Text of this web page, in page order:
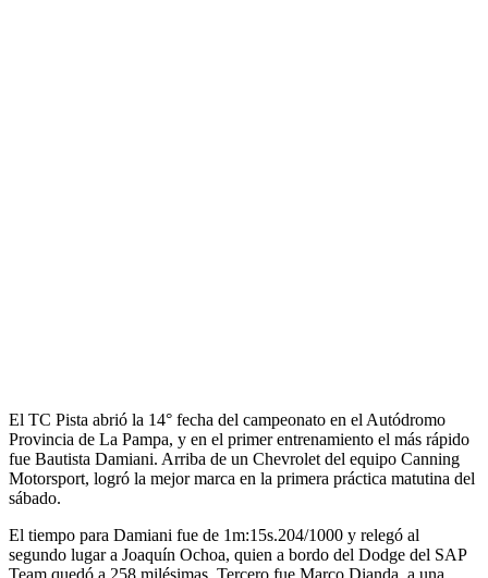
El TC Pista abrió la 14° fecha del campeonato en el Autódromo
Provincia de La Pampa, y en el primer entrenamiento el más rápido
fue Bautista Damiani. Arriba de un Chevrolet del equipo Canning
Motorsport, logró la mejor marca en la primera práctica matutina del
sábado.
El tiempo para Damiani fue de 1m:15s.204/1000 y relegó al
segundo lugar a Joaquín Ochoa, quien a bordo del Dodge del SAP
Team quedó a 258 milésimas. Tercero fue Marco Dianda, a una